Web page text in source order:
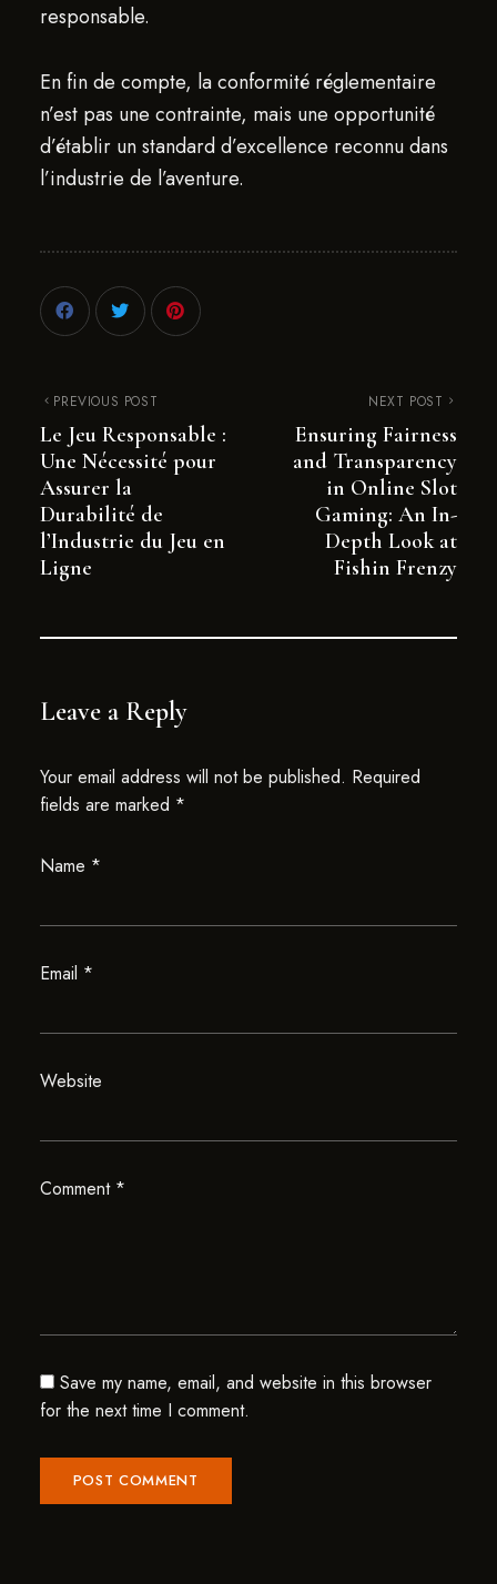
responsable.
En fin de compte, la conformité réglementaire
n’est pas une contrainte, mais une opportunité
d’établir un standard d’excellence reconnu dans
l’industrie de l’aventure.
PREVIOUS POST
Le Jeu Responsable :
Une Nécessité pour
Assurer la
Durabilité de
l’Industrie du Jeu en
Ligne
NEXT POST
Ensuring Fairness
and Transparency
in Online Slot
Gaming: An In-
Depth Look at
Fishin Frenzy
Leave a Reply
Your email address will not be published. Required
fields are marked *
Name *
Email *
Website
Comment *
Save my name, email, and website in this browser
for the next time I comment.